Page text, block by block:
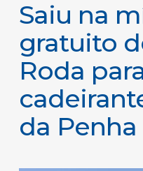
Saiu na
gratuito
Roda
da Penha